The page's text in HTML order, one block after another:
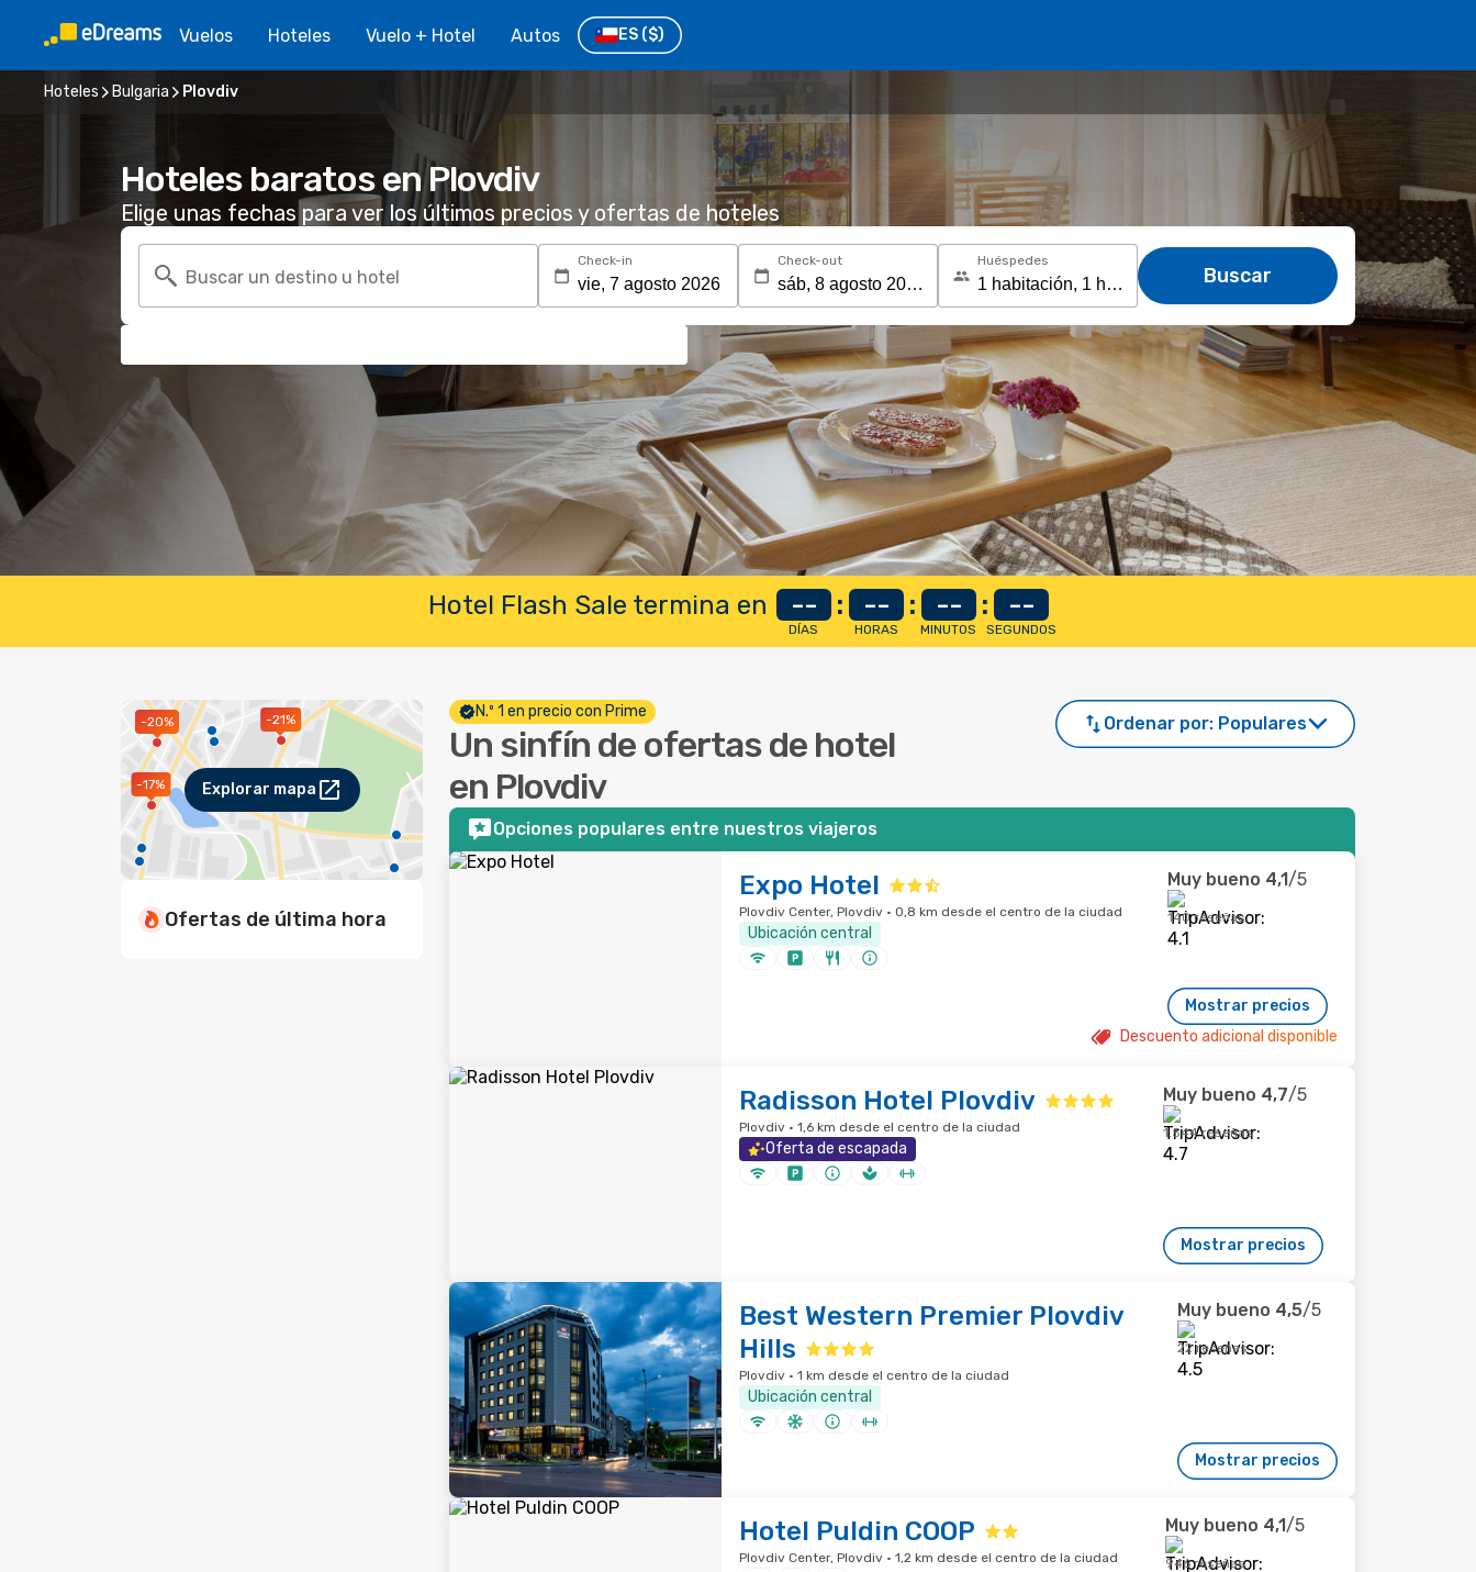
Vuelos Hoteles Vuelo + Hotel Autos ES ($)
Hoteles Bulgaria Plovdiv
Hoteles baratos en Plovdiv
Elige unas fechas para ver los últimos precios y ofertas de hoteles
Buscar un destino u hotel
Check-in Check-out Huéspedes
Buscar
Hotel Flash Sale termina en --
DÍAS
: --
HORAS
: --
MINUTOS
: --
SEGUNDOS
-20% -21%
-17% Explorar mapa
Ofertas de última hora
N.º 1 en precio con Prime
Un sinfín de ofertas de hotel
en Plovdiv
Ordenar por: Populares
Opciones populares entre nuestros viajeros
Expo Hotel
Plovdiv Center, Plovdiv · 0,8 km desde el centro de la ciudad
Ubicación central
Muy bueno 4,1/5
140 reseñas
Mostrar precios
Descuento adicional disponible
Radisson Hotel Plovdiv
Plovdiv · 1,6 km desde el centro de la ciudad
Oferta de escapada
Muy bueno 4,7/5
1.544 reseñas
Mostrar precios
Best Western Premier Plovdiv
Hills
Plovdiv · 1 km desde el centro de la ciudad
Ubicación central
Muy bueno 4,5/5
22 reseñas
Mostrar precios
Hotel Puldin COOP
Plovdiv Center, Plovdiv · 1,2 km desde el centro de la ciudad
Muy bueno 4,1/5
946 reseñas